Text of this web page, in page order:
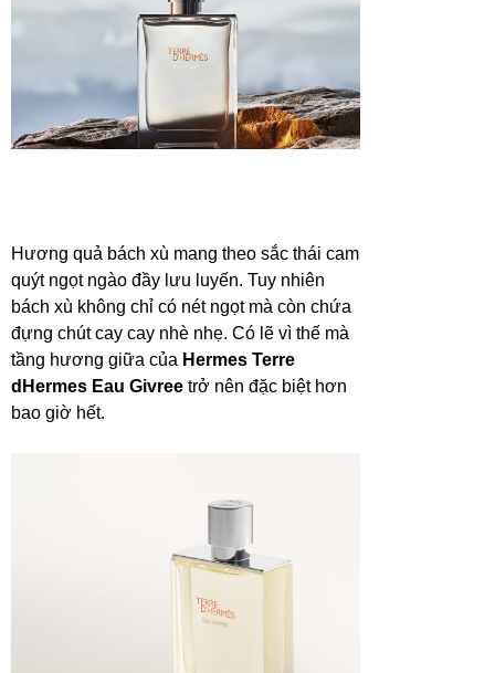
Hương quả bách xù mang theo sắc thái cam
quýt ngọt ngào đầy lưu luyến. Tuy nhiên
bách xù không chỉ có nét ngọt mà còn chứa
đựng chút cay cay nhè nhẹ. Có lẽ vì thế mà
tầng hương giữa của Hermes Terre
dHermes Eau Givree trở nên đặc biệt hơn
bao giờ hết.